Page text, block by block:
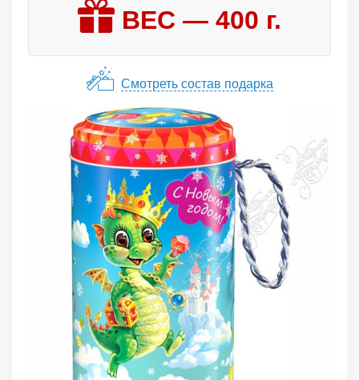
ВЕС — 400 г.
Смотреть состав подарка